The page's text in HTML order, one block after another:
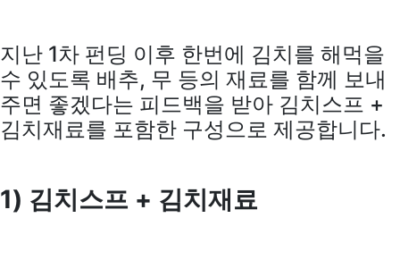
지난 1차 펀딩 이후 한번에 김치를 해먹을
수 있도록 배추, 무 등의 재료를 함께 보내
주면 좋겠다는 피드백을 받아 김치스프 +
김치재료를 포함한 구성으로 제공합니다.
1) 김치스프 + 김치재료